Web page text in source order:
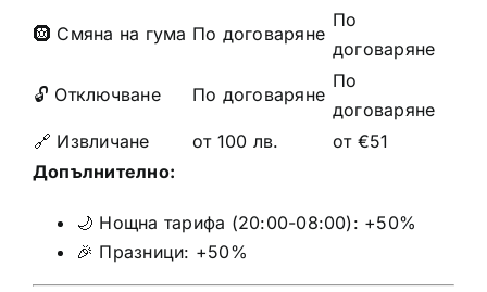
🛞 Смяна на гума По договаряне
По
договаряне
🔓 Отключване По договаряне
По
договаряне
🔗 Извличане
от 100 лв.
от €51
Допълнително:
🌙 Нощна тарифа (20:00-08:00): +50%
🎉 Празници: +50%